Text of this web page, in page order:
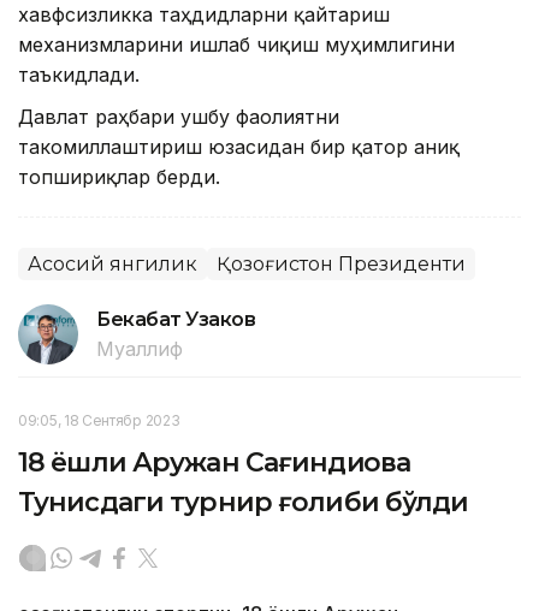
хавфсизликка таҳдидларни қайтариш
механизмларини ишлаб чиқиш муҳимлигини
таъкидлади.
Давлат раҳбари ушбу фаолиятни
такомиллаштириш юзасидан бир қатор аниқ
топшириқлар берди.
Асосий янгилик Қозоғистон Президенти
Бекабат Узаков
Муаллиф
09:05, 18 Сентябр 2023
18 ёшли Аружан Сағиндиқова
Тунисдаги турнир ғолиби бўлди